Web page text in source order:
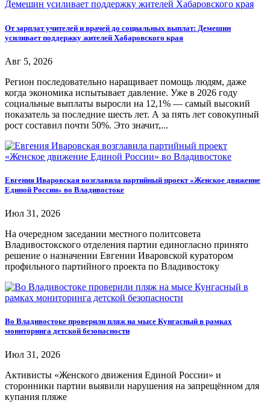
От зарплат учителей и врачей до социальных выплат: Демешин
усиливает поддержку жителей Хабаровского края
Авг 5, 2026
Регион последовательно наращивает помощь людям, даже
когда экономика испытывает давление. Уже в 2026 году
социальные выплаты выросли на 12,1% — самый высокий
показатель за последние шесть лет. А за пять лет совокупный
рост составил почти 50%. Это значит,...
Евгения Иваровская возглавила партийный проект «Женское движение
Единой России» во Владивостоке
Июл 31, 2026
На очередном заседании местного политсовета
Владивостокского отделения партии единогласно принято
решение о назначении Евгении Иваровской куратором
профильного партийного проекта по Владивостоку
Во Владивостоке проверили пляж на мысе Кунгасный в рамках
мониторинга детской безопасности
Июл 31, 2026
Активисты «Женского движения Единой России» и
сторонники партии выявили нарушения на запрещённом для
купания пляже